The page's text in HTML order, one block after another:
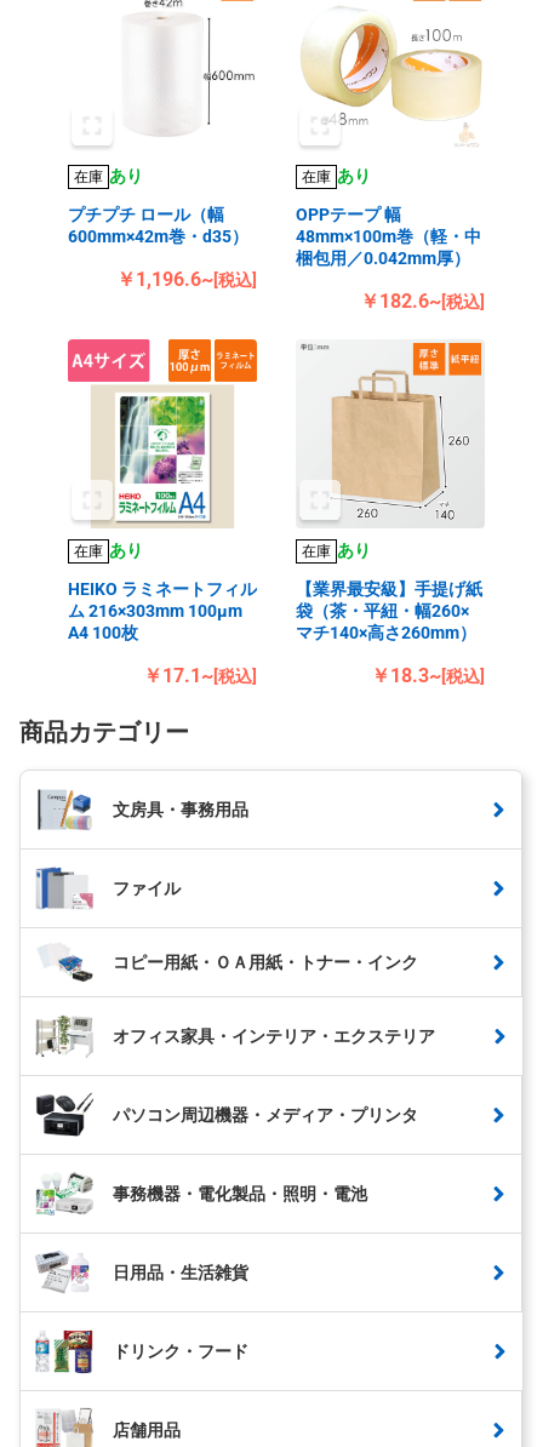
在庫 あり
プチプチ ロール（幅
600mm×42m巻・d35）
￥1,196.6~[税込]
在庫 あり
OPPテープ 幅
48mm×100m巻（軽・中
梱包用／0.042mm厚）
￥182.6~[税込]
在庫 あり
HEIKO ラミネートフィル
ム 216×303mm 100μm
A4 100枚
￥17.1~[税込]
在庫 あり
【業界最安級】手提げ紙
袋（茶・平紐・幅260×
マチ140×高さ260mm）
￥18.3~[税込]
商品カテゴリー
文房具・事務用品
ファイル
コピー用紙・ＯＡ用紙・トナー・インク
オフィス家具・インテリア・エクステリア
パソコン周辺機器・メディア・プリンタ
事務機器・電化製品・照明・電池
日用品・生活雑貨
ドリンク・フード
店舗用品